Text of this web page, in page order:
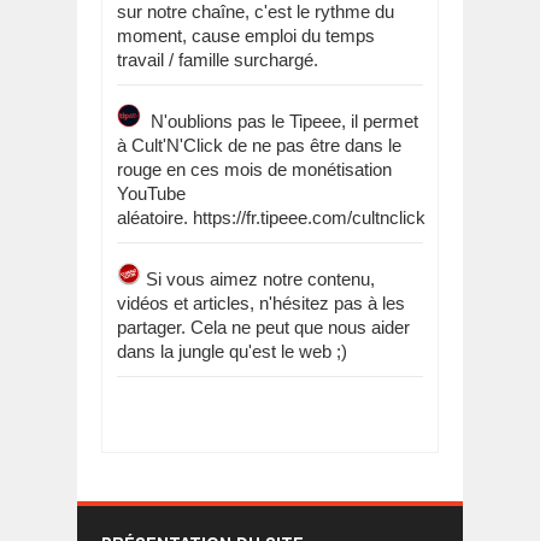
sur notre chaîne, c'est le rythme du
moment, cause emploi du temps
travail / famille surchargé.
N'oublions pas le Tipeee, il permet
à Cult'N'Click de ne pas être dans le
rouge en ces mois de monétisation
YouTube
aléatoire. https://fr.tipeee.com/cultnclick
Si vous aimez notre contenu,
vidéos et articles, n'hésitez pas à les
partager. Cela ne peut que nous aider
dans la jungle qu'est le web ;)